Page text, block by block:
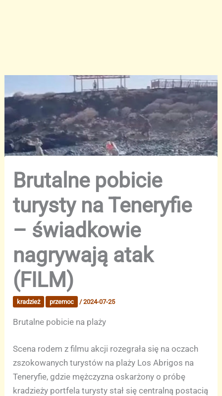
Brutalne pobicie
turysty na Teneryfie
– świadkowie
nagrywają atak
(FILM)
kradzież przemoc /2024-07-25
Brutalne pobicie na plaży
Scena rodem z filmu akcji rozegrała się na oczach
zszokowanych turystów na plaży Los Abrigos na
Teneryfie, gdzie mężczyzna oskarżony o próbę
kradzieży portfela turysty stał się centralną postacią